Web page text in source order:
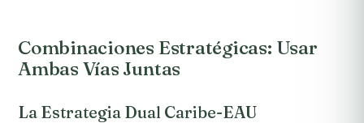
Combinaciones Estratégicas: Usar
Ambas Vías Juntas
La Estrategia Dual Caribe-EAU